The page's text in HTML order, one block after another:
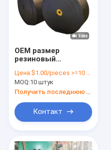
OEM размер
резиновый
стенки ремень для
всех отраслей
промышленности
нефтяной
Цена:$1.00/pieces >=10 pieces
MOQ:10 штук
Контакт